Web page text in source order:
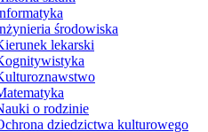
środowiska
lekarski
o rodzinie
dziedzictwa kulturowego